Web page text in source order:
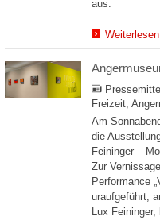
aus.
Weiterlesen
Freizeit,
Am
die
Feininger –
Zur
Performance
uraufgeführt,
Lux Feininger,